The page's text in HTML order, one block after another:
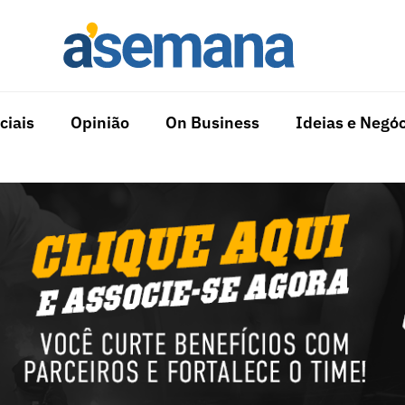
Opinião On Business Ideias e